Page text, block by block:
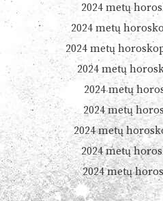
2024 metų
2024 metų
2024 metų
2024 metų
2024 metų
2024 metų
2024 metų
2024 metų
2024 metų